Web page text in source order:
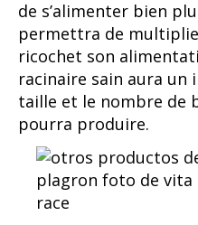
de s’alimenter bien
permettra de
ricochet son
racinaire sain aura un
taille et le nombre de
pourra produire.